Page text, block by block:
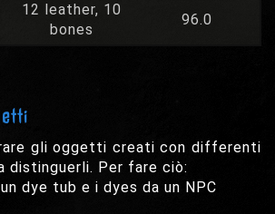
12 leather, 10
bones
96.0
gli oggetti creati con differenti
distinguerli. Per fare ciò:
dye tub e i dyes da un NPC